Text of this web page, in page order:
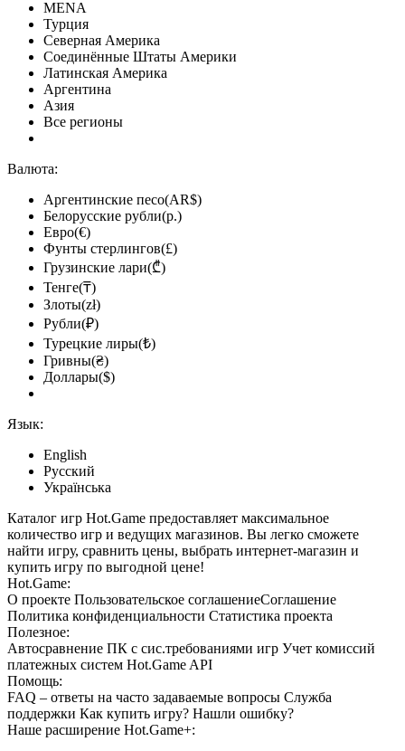
MENA
Турция
Северная Америка
Соединённые Штаты Америки
Латинская Америка
Аргентина
Азия
Все регионы
Валюта:
Аргентинские песо(AR$)
Белорусские рубли(р.)
Евро(€)
Фунты стерлингов(£)
Грузинские лари(₾)
Тенге(₸)
Злоты(zł)
Рубли(₽)
Турецкие лиры(₺)
Гривны(₴)
Доллары($)
Язык:
English
Русский
Українська
Каталог игр Hot.Game предоставляет максимальное
количество игр и ведущих магазинов. Вы легко сможете
найти игру, сравнить цены, выбрать интернет-магазин и
купить игру по выгодной цене!
Hot.Game:
О проекте Пользовательское соглашениеСоглашение
Политика конфиденциальности Статистика проекта
Полезное:
Автосравнение ПК с сис.требованиями игр Учет комиссий
платежных систем Hot.Game API
Помощь:
FAQ – ответы на часто задаваемые вопросы Служба
поддержки Как купить игру? Нашли ошибку?
Наше расширение Hot.Game+: